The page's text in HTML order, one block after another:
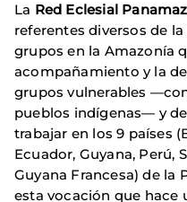
La Red Eclesial
referentes diversos de
grupos en la Amazonía
acompañamiento y la
grupos vulnerables
pueblos indígenas— y
trabajar en los 9 países
Ecuador, Guyana, Perú,
Guyana Francesa) de la
esta vocación que